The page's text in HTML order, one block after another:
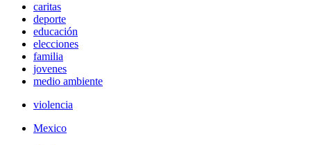
caritas
deporte
educación
elecciones
familia
jovenes
medio ambiente
violencia
Mexico